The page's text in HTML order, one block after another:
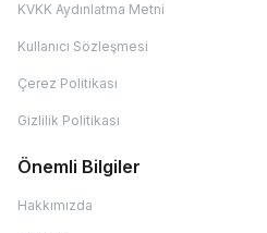
KVKK Aydınlatma Metni
Kullanıcı Sözleşmesi
Çerez Politikası
Gizlilik Politikası
Önemli Bilgiler
Hakkımızda